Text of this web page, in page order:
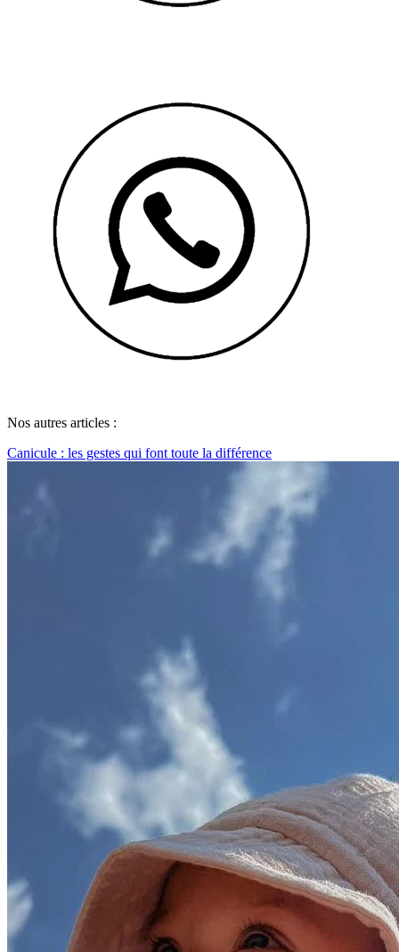
Nos autres articles :
Canicule : les gestes qui font toute la différence